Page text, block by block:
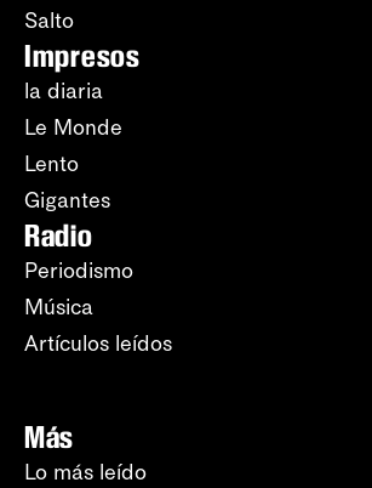
Salto
Impresos
la diaria
Le Monde
Lento
Gigantes
Radio
Periodismo
Música
Artículos leídos
Más
Lo más leído